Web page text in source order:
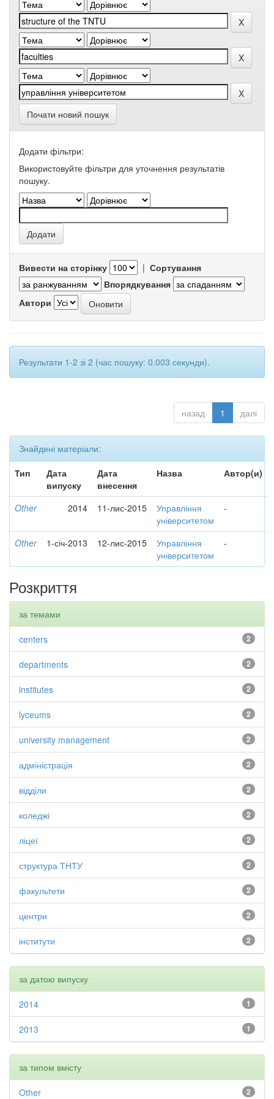
Почати новий пошук
Додати фільтри:
Використовуйте фільтри для уточнення результатів
пошуку.
Вивести на сторінку | Сортування
Впорядкування
Автори
Результати 1-2 зі 2 (час пошуку: 0.003 секунди).
назад 1 далі
Знайдені матеріали:
Тип
Дата
випуску
Дата
внесення
Назва Автор(и)
Other 2014 11-лис-2015
Управління
університетом
-
Other 1-січ-2013 12-лис-2015
Управління
університетом
-
Розкриття
за темами
2
centers
2
departments
2
institutes
2
lyceums
2
university management
2
адміністрація
2
відділи
2
коледжі
2
ліцеї
2
структура ТНТУ
2
факультети
2
центри
2
інститути
за датою випуску
1
2014
1
2013
за типом вмісту
2
Other